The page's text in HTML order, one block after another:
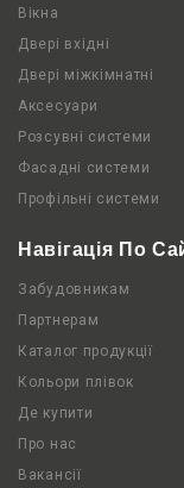
Вікна
Двері вхідні
Двері міжкімнатні
Аксесуари
Розсувні системи
Фасадні системи
Профільні системи
Навігація По
Забудовникам
Партнерам
Каталог продукції
Кольори плівок
Де купити
Про нас
Вакансії